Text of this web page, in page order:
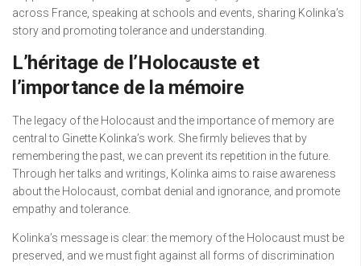
across France, speaking at schools and events, sharing Kolinka’s
story and promoting tolerance and understanding.
L’héritage de l’Holocauste et
l’importance de la mémoire
The legacy of the Holocaust and the importance of memory are
central to Ginette Kolinka’s work. She firmly believes that by
remembering the past, we can prevent its repetition in the future.
Through her talks and writings, Kolinka aims to raise awareness
about the Holocaust, combat denial and ignorance, and promote
empathy and tolerance.
Kolinka’s message is clear: the memory of the Holocaust must be
preserved, and we must fight against all forms of discrimination